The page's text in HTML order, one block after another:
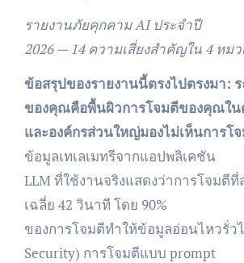
รายงานภัยคุกคาม AI ประจำปี
2026 — 14 ความเสี่ยงสำคัญใน 4 หม
ข้อสรุปของรายงานนี้ตรงไปตรงมา:
ของคุณคือพื้นผิวการโจมตีของคุณใ
และองค์กรส่วนใหญ่มองไม่เห็นการโ
ข้อมูลเทเลเมทรีจากแอปพลิเคชัน
LLM ที่ใช้งานจริงแสดงว่าการโจมตีที่
เฉลี่ย 42 วินาที โดย 90%
ของการโจมตีทำให้ข้อมูลอ่อนไหวรั่ว
Security) การโจมตีแบบ prompt